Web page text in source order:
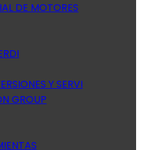
DE MOTORES
Y SERVI
GROUP